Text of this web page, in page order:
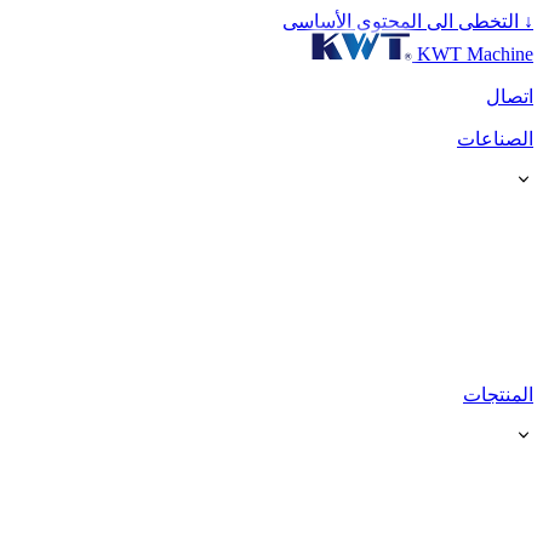
↓
التخطى الى المحتوى الأساسى
KWT Machine
اتصال
الصناعات
المنتجات